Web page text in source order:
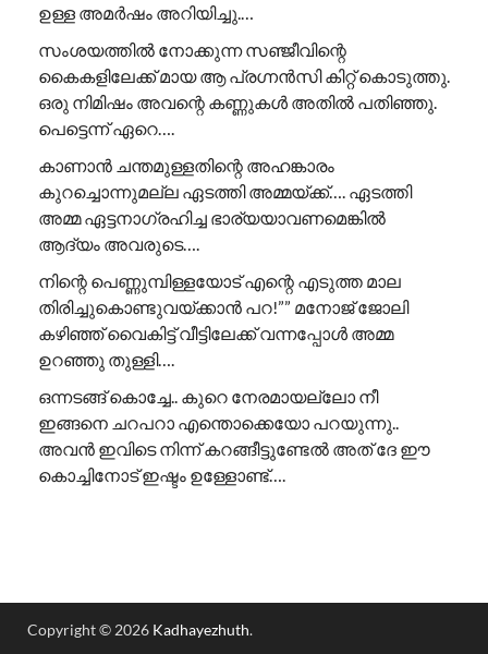
ഉള്ള അമർഷം അറിയിച്ചു.…
സംശയത്തിൽ നോക്കുന്ന സഞ്ജീവിന്റെ
കൈകളിലേക്ക് മായ ആ പ്രഗ്നൻസി കിറ്റ് കൊടുത്തു.
ഒരു നിമിഷം അവന്റെ കണ്ണുകൾ അതിൽ പതിഞ്ഞു.
പെട്ടെന്ന് ഏറെ….
കാണാൻ ചന്തമുള്ളതിന്റെ അഹങ്കാരം
കുറച്ചൊന്നുമല്ല ഏടത്തി അമ്മയ്ക്ക്…. ഏടത്തി
അമ്മ ഏട്ടനാഗ്രഹിച്ച ഭാര്യയാവണമെങ്കിൽ
ആദ്യം അവരുടെ….
നിന്റെ പെണ്ണുമ്പിള്ളയോട് എന്റെ എടുത്ത മാല
തിരിച്ചുകൊണ്ടുവയ്ക്കാൻ പറ!”” ​മനോജ് ജോലി
കഴിഞ്ഞ് വൈകിട്ട് വീട്ടിലേക്ക് വന്നപ്പോൾ അമ്മ
ഉറഞ്ഞു തുള്ളി….
ഒന്നടങ്ങ് കൊച്ചേ.. കുറെ നേരമായല്ലോ നീ
ഇങ്ങനെ ചറപറാ എന്തൊക്കെയോ പറയുന്നു..
അവൻ ഇവിടെ നിന്ന് കറങ്ങീട്ടുണ്ടേൽ അത് ദേ ഈ
കൊച്ചിനോട് ഇഷ്ടം ഉള്ളോണ്ട്….
Copyright © 2026 Kadhayezhuth.